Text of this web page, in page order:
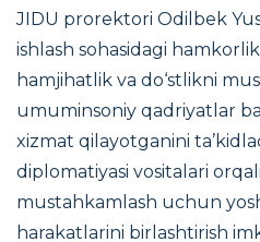
JIDU prorektori Odilbek
ishlash sohasidagi
hamjihatlik va do‘stlikni
umuminsoniy qadriyatlar
xizmat qilayotganini
diplomatiyasi vositalari
mustahkamlash uchun
harakatlarini birlashtirish